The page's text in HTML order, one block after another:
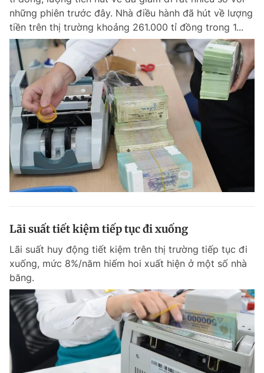
những phiên trước đây. Nhà điều hành đã hút về lượng
tiền trên thị trường khoảng 261.000 tỉ đồng trong 1...
Lãi suất tiết kiệm tiếp tục đi xuống
Lãi suất huy động tiết kiệm trên thị trường tiếp tục đi
xuống, mức 8%/năm hiếm hoi xuất hiện ở một số nhà
băng.